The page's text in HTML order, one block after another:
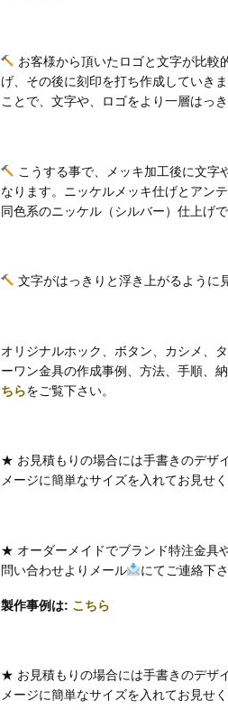
お客様から頂いたロゴと文字が比較
げ、その後に刻印を打ち作成していき
ことで、文字や、ロゴをより一層はっ
こうする事で、メッキ加工後に文字
なります。ニッケルメッキ仕げとアン
同色系のニッケル（シルバー）仕上げ
文字がはっきりと浮き上がるように
オリジナルホック、ボタン、カシメ、
ーワン金具の作成事例、方法、手順、
ちらをご覧下さい。
★ お見積もりの場合には手書きのデザ
メージに簡単なサイズを入れてお見せ
★ オーダーメイドでブランド特注金具
問い合わせよりメール
にてご連絡下
製作事例は: こちら
★ お見積もりの場合には手書きのデザ
メージに簡単なサイズを入れてお見せ